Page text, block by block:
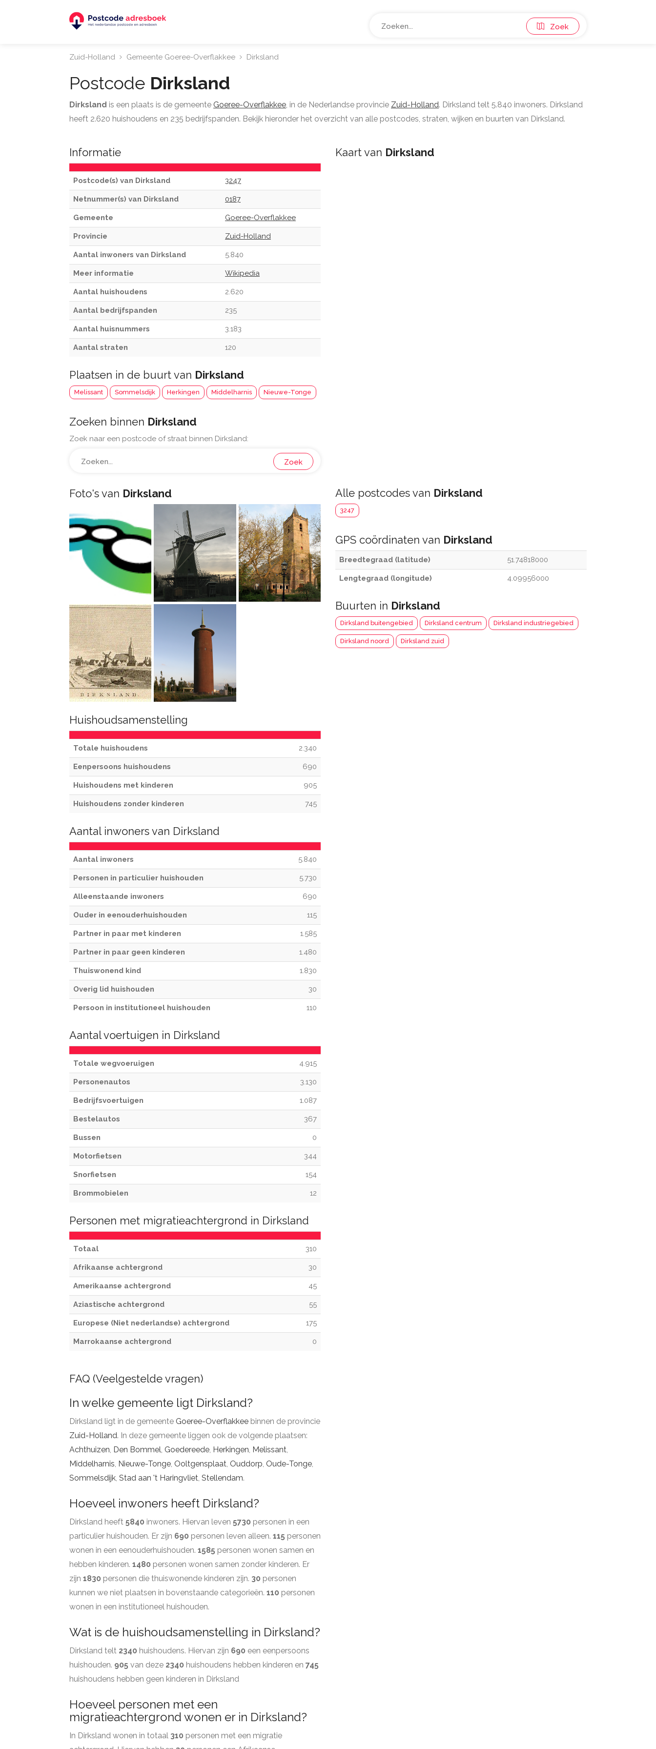
Zoek
Zuid-Holland Gemeente Goeree-Overflakkee Dirksland
Postcode Dirksland
Dirksland is een plaats is de gemeente Goeree-Overflakkee, in de Nederlandse provincie Zuid-Holland. Dirksland telt 5.840 inwoners. Dirksland
heeft 2.620 huishoudens en 235 bedrijfspanden. Bekijk hieronder het overzicht van alle postcodes, straten, wijken en buurten van Dirksland.
Informatie
Postcode(s) van Dirksland 3247
Netnummer(s) van Dirksland 0187
Gemeente Goeree-Overflakkee
Provincie Zuid-Holland
Aantal inwoners van Dirksland 5.840
Meer informatie Wikipedia
Aantal huishoudens 2.620
Aantal bedrijfspanden 235
Aantal huisnummers 3.183
Aantal straten 120
Plaatsen in de buurt van Dirksland
Melissant Sommelsdijk Herkingen Middelharnis Nieuwe-Tonge
Zoeken binnen Dirksland
Zoek naar een postcode of straat binnen Dirksland:
Zoek
Foto's van Dirksland
Huishoudsamenstelling
Totale huishoudens 2.340
Eenpersoons huishoudens 690
Huishoudens met kinderen 905
Huishoudens zonder kinderen 745
Aantal inwoners van Dirksland
Aantal inwoners 5.840
Personen in particulier huishouden 5.730
Alleenstaande inwoners 690
Ouder in eenouderhuishouden 115
Partner in paar met kinderen 1.585
Partner in paar geen kinderen 1.480
Thuiswonend kind 1.830
Overig lid huishouden 30
Persoon in institutioneel huishouden 110
Aantal voertuigen in Dirksland
Totale wegvoeruigen 4.915
Personenautos 3.130
Bedrijfsvoertuigen 1.087
Bestelautos 367
Bussen 0
Motorfietsen 344
Snorfietsen 154
Brommobielen 12
Personen met migratieachtergrond in Dirksland
Totaal 310
Afrikaanse achtergrond 30
Amerikaanse achtergrond 45
Aziastische achtergrond 55
Europese (Niet nederlandse) achtergrond 175
Marrokaanse achtergrond 0
Kaart van Dirksland
Alle postcodes van Dirksland
3247
GPS coördinaten van Dirksland
Breedtegraad (latitude) 51.74818000
Lengtegraad (longitude) 4.09956000
Buurten in Dirksland
Dirksland buitengebied Dirksland centrum Dirksland industriegebied
Dirksland noord Dirksland zuid
FAQ (Veelgestelde vragen)
In welke gemeente ligt Dirksland?
Dirksland ligt in de gemeente Goeree-Overflakkee binnen de provincie
Zuid-Holland. In deze gemeente liggen ook de volgende plaatsen:
Achthuizen, Den Bommel, Goedereede, Herkingen, Melissant,
Middelharnis, Nieuwe-Tonge, Ooltgensplaat, Ouddorp, Oude-Tonge,
Sommelsdijk, Stad aan 't Haringvliet, Stellendam.
Hoeveel inwoners heeft Dirksland?
Dirksland heeft 5840 inwoners. Hiervan leven 5730 personen in een
particulier huishouden. Er zijn 690 personen leven alleen. 115 personen
wonen in een eenouderhuishouden. 1585 personen wonen samen en
hebben kinderen. 1480 personen wonen samen zonder kinderen. Er
zijn 1830 personen die thuiswonende kinderen zijn. 30 personen
kunnen we niet plaatsen in bovenstaande categorieën. 110 personen
wonen in een institutioneel huishouden.
Wat is de huishoudsamenstelling in Dirksland?
Dirksland telt 2340 huishoudens. Hiervan zijn 690 een eenpersoons
huishouden. 905 van deze 2340 huishoudens hebben kinderen en 745
huishoudens hebben geen kinderen in Dirksland
Hoeveel personen met een
migratieachtergrond wonen er in Dirksland?
In Dirksland wonen in totaal 310 personen met een migratie